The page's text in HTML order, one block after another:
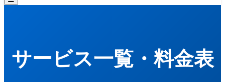
サービス一覧・料金表